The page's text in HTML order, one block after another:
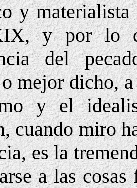
y
y por lo
del
mejor dicho,
y el
cuando miro
es la
a las